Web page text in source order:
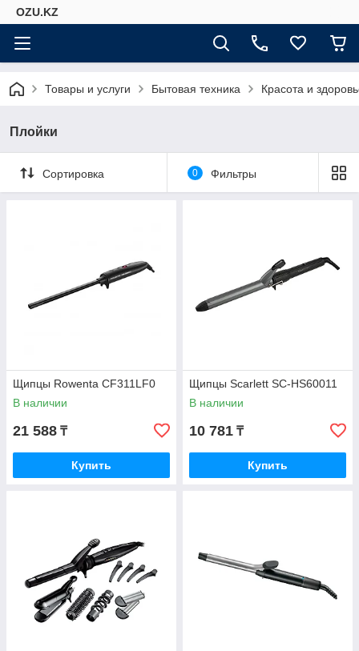
OZU.KZ
Товары и услуги Бытовая техника Красота и
Плойки
Сортировка 0 Фильтры
Щипцы Rowenta CF311LF0
В наличии
21 588 ₸
Купить
Щипцы Scarlett SC-HS60011
В наличии
10 781 ₸
Купить